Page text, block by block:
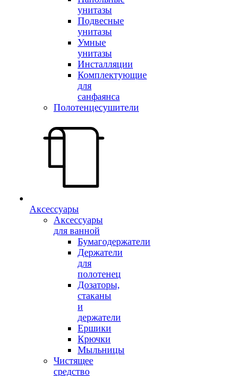
унитазы
Подвесные
унитазы
Умные
унитазы
Инсталляции
Комплектующие
для
санфаянса
Полотенцесушители
Аксессуары
Аксессуары
для ванной
Бумагодержатели
Держатели
для
полотенец
Дозаторы,
стаканы
и
держатели
Ершики
Крючки
Мыльницы
Чистящее
средство